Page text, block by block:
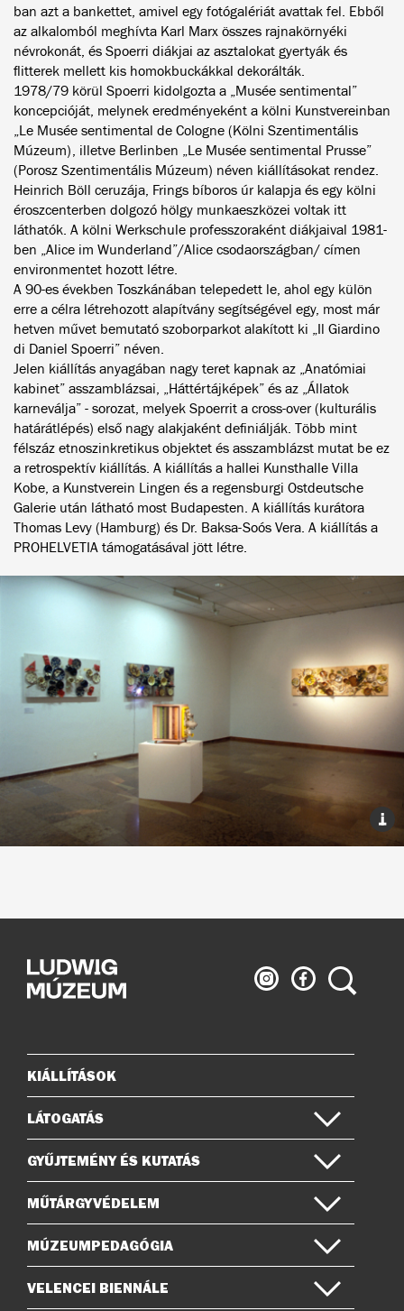
ban azt a bankettet, amivel egy fotógalériát avattak fel. Ebből
az alkalomból meghívta Karl Marx összes rajnakörnyéki
névrokonát, és Spoerri diákjai az asztalokat gyertyák és
flitterek mellett kis homokbuckákkal dekorálták.
1978/79 körül Spoerri kidolgozta a „Musée sentimental”
koncepcióját, melynek eredményeként a kölni Kunstvereinban
„Le Musée sentimental de Cologne (Kölni Szentimentális
Múzeum), illetve Berlinben „Le Musée sentimental Prusse”
(Porosz Szentimentális Múzeum) néven kiállításokat rendez.
Heinrich Böll ceruzája, Frings bíboros úr kalapja és egy kölni
éroszcenterben dolgozó hölgy munkaeszközei voltak itt
láthatók. A kölni Werkschule professzoraként diákjaival 1981-
ben „Alice im Wunderland”/Alice csodaországban/ címen
environmentet hozott létre.
A 90-es években Toszkánában telepedett le, ahol egy külön
erre a célra létrehozott alapítvány segítségével egy, most már
hetven művet bemutató szoborparkot alakított ki „Il Giardino
di Daniel Spoerri” néven.
Jelen kiállítás anyagában nagy teret kapnak az „Anatómiai
kabinet” asszamblázsai, „Háttértájképek” és az „Állatok
karneválja” - sorozat, melyek Spoerrit a cross-over (kulturális
határátlépés) első nagy alakjaként definiálják. Több mint
félszáz etnoszinkretikus objektet és asszamblázst mutat be ez
a retrospektív kiállítás. A kiállítás a hallei Kunsthalle Villa
Kobe, a Kunstverein Lingen és a regensburgi Ostdeutsche
Galerie után látható most Budapesten. A kiállítás kurátora
Thomas Levy (Hamburg) és Dr. Baksa-Soós Vera. A kiállítás a
PROHELVETIA támogatásával jött létre.
Ludwig
Múzeum
Ludwig
Múzeum
Keresés
Oldaltérkép
KIÁLLÍTÁSOK
LÁTOGATÁS
GYŰJTEMÉNY ÉS KUTATÁS
MŰTÁRGYVÉDELEM
MÚZEUMPEDAGÓGIA
VELENCEI BIENNÁLE